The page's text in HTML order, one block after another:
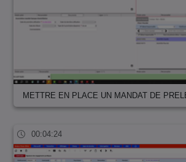
METTRE EN PLACE UN MANDAT DE
00:04:24